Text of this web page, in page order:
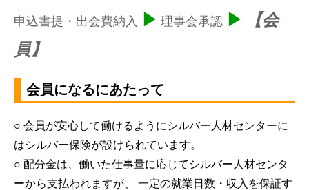
申込書提・出会費納入 ▶ 理事会承認 ▶
【会
員】
会員になるにあたって
​○ 会員が安心して働けるようにシルバー人材センターに
はシルバー保険が設けられています。
○ 配分金は、働いた仕事量に応じてシルバー人材センタ
ーから支払われますが、 一定の就業日数・収入を保証す